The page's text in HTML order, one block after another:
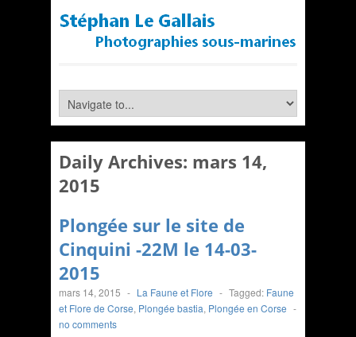
Daily Archives: mars 14,
2015
Plongée sur le site de
Cinquini -22M le 14-03-
2015
mars 14, 2015 - La Faune et Flore - Tagged: Faune
et Flore de Corse, Plongée bastia, Plongée en Corse -
no comments